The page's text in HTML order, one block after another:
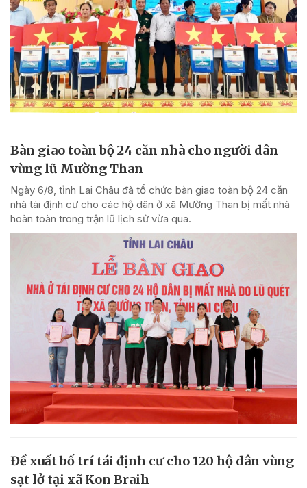
Bàn giao toàn bộ 24 căn nhà cho người dân
vùng lũ Mường Than
Ngày 6/8, tỉnh Lai Châu đã tổ chức bàn giao toàn bộ 24 căn
nhà tái định cư cho các hộ dân ở xã Mường Than bị mất nhà
hoàn toàn trong trận lũ lịch sử vừa qua.
Đề xuất bố trí tái định cư cho 120 hộ dân vùng
sạt lở tại xã Kon Braih